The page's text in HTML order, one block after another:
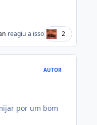
reagiu a isso 2
AUTOR
por um bom